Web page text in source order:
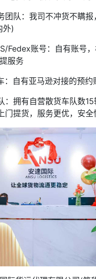
团队：我司不冲货不瞒
外)
Fedex账号：自有账号，
服务
：自有亚马逊对接的预约
：拥有自营散货车队数
门提货，服务更优，安全